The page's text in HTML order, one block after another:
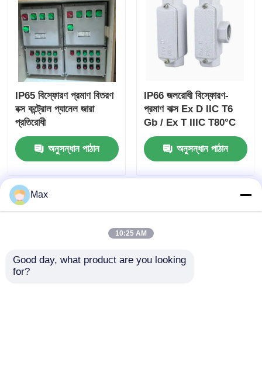
IP65 বিস্ফোরণ প্রমাণ বিতরণ
বক্স কন্ট্রোল প্যানেল জারা
প্রতিরোধী
অনুসন্ধান পাঠান
IP66 জলরোধী বিস্ফোরণ-
প্রমাণ বাক্স Ex D IIC T6
Gb / Ex T IIIC T80°C
Db বিপজ্জনক এলাকার জন্য
অনুসন্ধান পাঠান
Max
10:25 AM
Good day, what product are you looking
for?